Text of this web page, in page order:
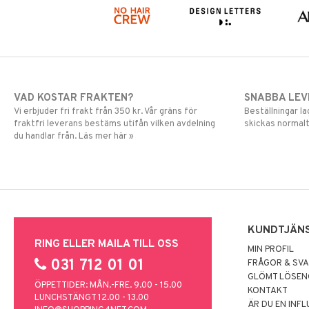
VAD KOSTAR FRAKTEN?
Vi erbjuder fri frakt från 350 kr. Vår gräns för
fraktfri leverans bestäms utifån vilken avdelning
du handlar från. Läs mer här »
SNABBA
Beställningar
skickas
RING ELLER MAILA TILL OSS
031 712 01 01
ÖPPETTIDER: MÅN.-FRE. 9.00 - 15.00
LUNCHSTÄNGT 12.00 - 13.00
MIN PROFIL
FRÅGOR &
GLÖMT
KONTAKT
ÄR DU EN